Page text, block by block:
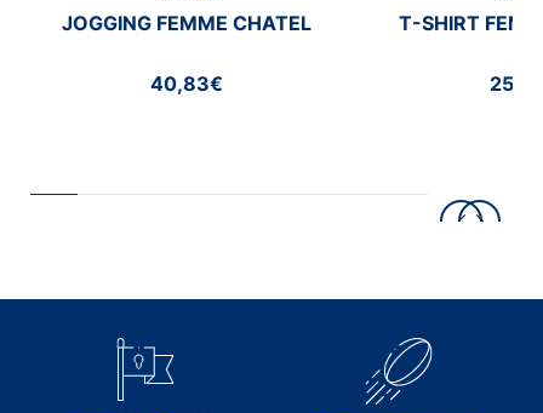
JOGGING FEMME CHATEL
40,83€
T-SHIRT